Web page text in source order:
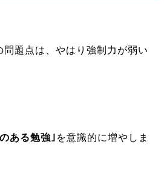
問題点は、やはり強制力が弱い
ある勉強｣ を意識的に増やしま